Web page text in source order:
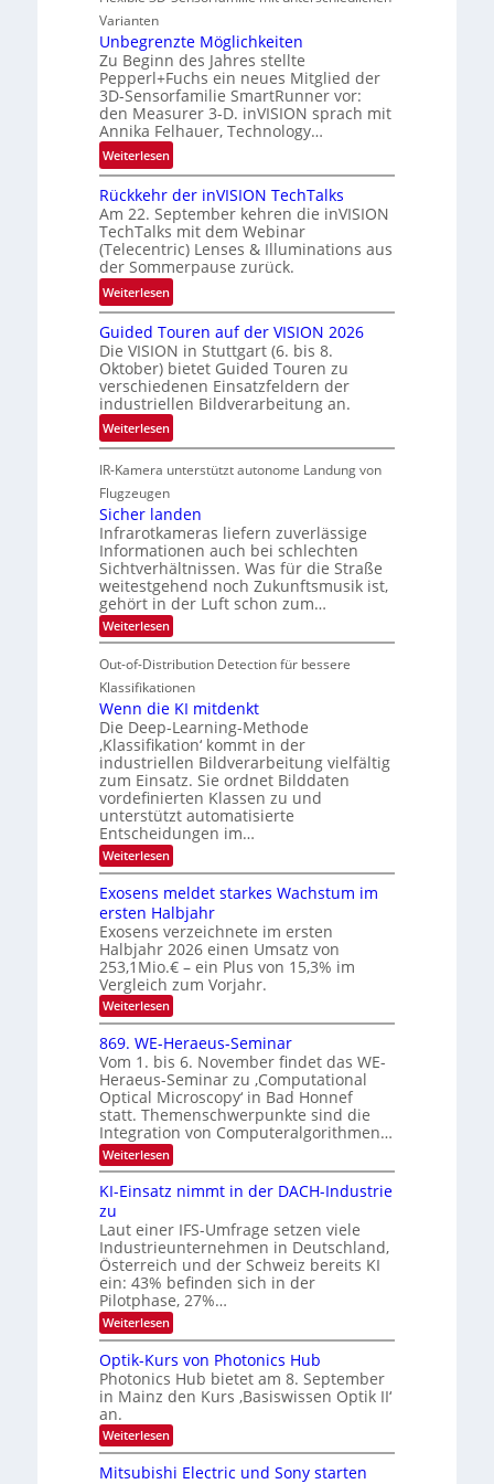
n
d
R
a
u
m
f
a
h
r
t
t
e
c
h
n
i
k
o
n
t
n
e
r
s
c
h
t
z
w
i
s
c
h
e
n
4
K
M
e
m
s
u
n
d
M
a
n
t
i
S
p
e
c
t
r
a
Varianten
Unbegrenzte Möglichkeiten
Zu Beginn des Jahres stellte
Pepperl+Fuchs ein neues Mitglied der
3D-Sensorfamilie SmartRunner vor:
den Measurer 3-D. inVISION sprach mit
Annika Felhauer, Technology…
Weiterlesen:
U
n
b
e
g
r
e
z
t
e
M
ö
g
l
i
c
h
k
e
i
t
e
n
Rückkehr der inVISION TechTalks
Am 22. September kehren die inVISION
TechTalks mit dem Webinar
(Telecentric) Lenses & Illuminations aus
der Sommerpause zurück.
Weiterlesen:
R
ü
c
k
k
e
h
d
e
r
i
n
V
I
S
I
O
N
T
e
c
h
T
a
l
k
s
Guided Touren auf der VISION 2026
Die VISION in Stuttgart (6. bis 8.
Oktober) bietet Guided Touren zu
verschiedenen Einsatzfeldern der
industriellen Bildverarbeitung an.
Weiterlesen:
G
u
i
d
e
d
T
o
u
r
e
a
u
f
d
e
r
V
I
S
I
O
N
2
0
2
6
IR-Kamera unterstützt autonome Landung von
Flugzeugen
Sicher landen
Infrarotkameras liefern zuverlässige
Informationen auch bei schlechten
Sichtverhältnissen. Was für die Straße
weitestgehend noch Zukunftsmusik ist,
gehört in der Luft schon zum…
Weiterlesen:
S
c
h
e
l
a
n
d
e
n
Out-of-Distribution Detection für bessere
Klassifikationen
Wenn die KI mitdenkt
Die Deep-Learning-Methode
‚Klassifikation‘ kommt in der
industriellen Bildverarbeitung vielfältig
zum Einsatz. Sie ordnet Bilddaten
vordefinierten Klassen zu und
unterstützt automatisierte
Entscheidungen im…
Weiterlesen:
W
n
n
d
i
e
K
I
m
i
t
e
n
k
t
Exosens meldet starkes Wachstum im
ersten Halbjahr
Exosens verzeichnete im ersten
Halbjahr 2026 einen Umsatz von
253,1Mio.€ – ein Plus von 15,3% im
Vergleich zum Vorjahr.
Weiterlesen:
E
x
o
s
e
n
s
m
e
l
d
e
t
a
r
k
e
s
W
a
c
h
s
t
u
m
i
m
869. WE-Heraeus-Seminar
Vom 1. bis 6. November findet das WE-
Heraeus-Seminar zu ‚Computational
Optical Microscopy‘ in Bad Honnef
statt. Themenschwerpunkte sind die
Integration von Computeralgorithmen…
Weiterlesen:
8
9
W
E
-
H
e
r
a
e
u
s
-
S
m
i
a
KI-Einsatz nimmt in der DACH-Industrie
zu
Laut einer IFS-Umfrage setzen viele
Industrieunternehmen in Deutschland,
Österreich und der Schweiz bereits KI
ein: 43% befinden sich in der
Pilotphase, 27%…
Weiterlesen:
K
-
E
i
s
a
z
Optik-Kurs von Photonics Hub
Photonics Hub bietet am 8. September
in Mainz den Kurs ‚Basiswissen Optik II‘
an.
Weiterlesen:
O
p
t
Mitsubishi Electric und Sony starten